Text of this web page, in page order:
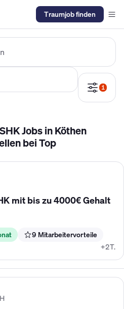
Traumjob finden
1
Jobs in Köthen
bei Top
mit bis zu 4000€ Gehalt
9 Mitarbeitervorteile
+2T.